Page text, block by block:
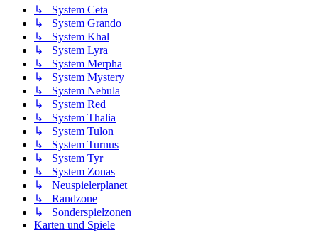
↳ System Ceta
↳ System Grando
↳ System Khal
↳ System Lyra
↳ System Merpha
↳ System Mystery
↳ System Nebula
↳ System Red
↳ System Thalia
↳ System Tulon
↳ System Turnus
↳ System Tyr
↳ System Zonas
↳ Neuspielerplanet
↳ Randzone
↳ Sonderspielzonen
Karten und Spiele